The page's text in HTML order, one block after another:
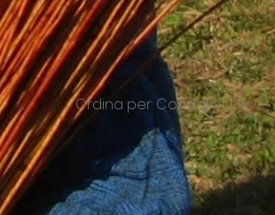
Ordina per: Consigliati